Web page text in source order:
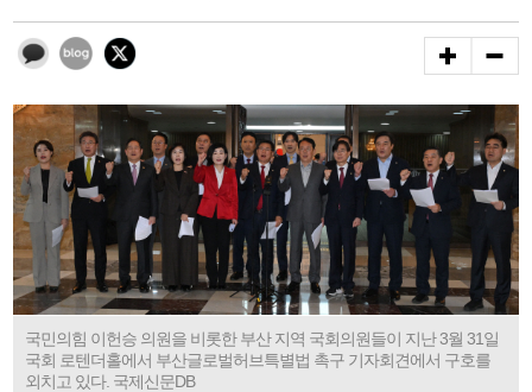
국민의힘 이헌승 의원을 비롯한 부산 지역 국회의원들이 지난 3월 31일
국회 로텐더홀에서 부산글로벌허브특별법 촉구 기자회견에서 구호를
외치고 있다. 국제신문DB